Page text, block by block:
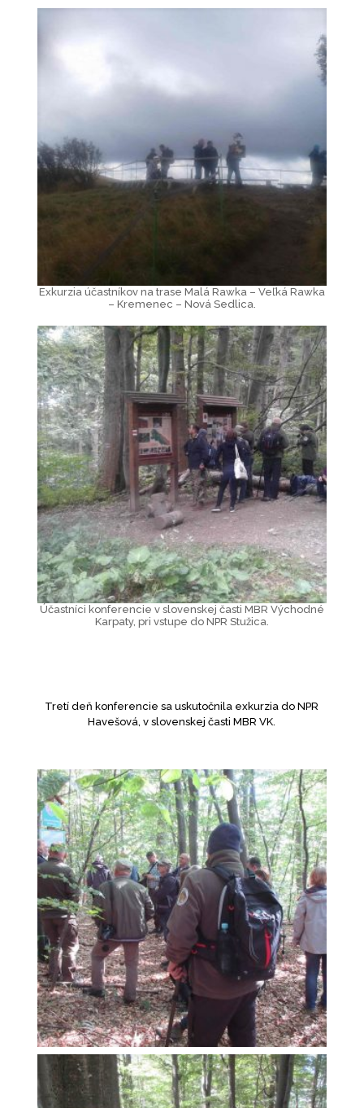
Exkurzia účastníkov na trase Malá Rawka – Veľká Rawka
– Kremenec – Nová Sedlica.
Účastníci konferencie v slovenskej časti MBR Východné
Karpaty, pri vstupe do NPR Stužica.
Tretí deň konferencie sa uskutočnila exkurzia do NPR
Havešová, v slovenskej časti MBR VK.